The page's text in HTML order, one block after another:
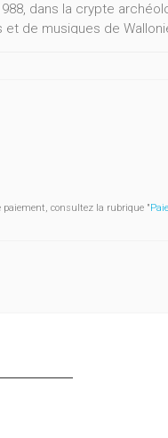
dans la crypte
de musiques de
consultez la rubrique "